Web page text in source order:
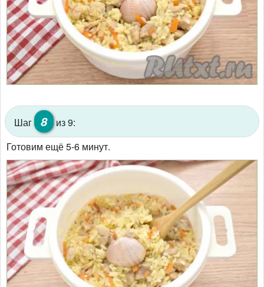
Шаг 8
из 9:
Готовим ещё 5-6 минут.